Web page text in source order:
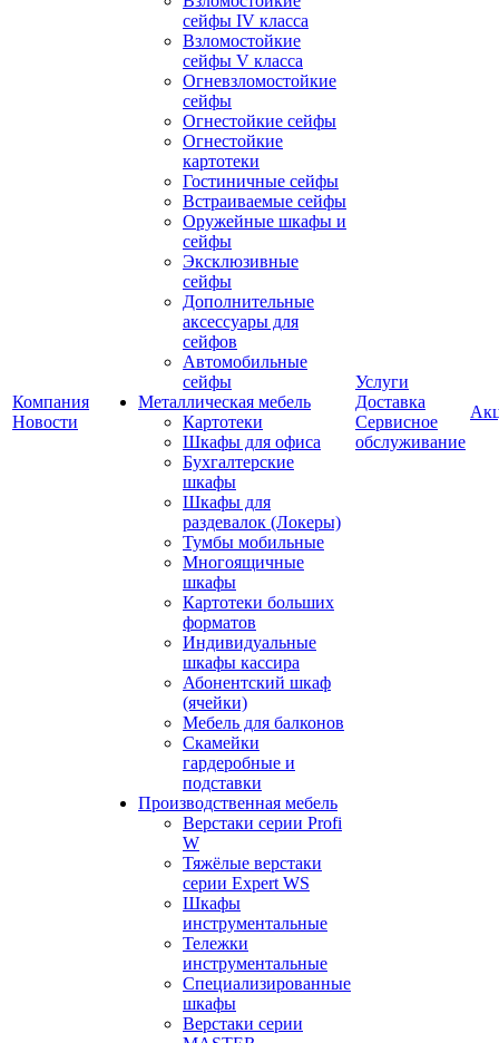
Компания
Новости
сейфы IV класса
Взломостойкие
сейфы V класса
Огневзломостойкие
сейфы
Огнестойкие сейфы
Огнестойкие
картотеки
Гостиничные сейфы
Встраиваемые сейфы
Оружейные шкафы и
сейфы
Эксклюзивные
сейфы
Дополнительные
аксессуары для
сейфов
Автомобильные
сейфы
Металлическая мебель
Картотеки
Шкафы для офиса
Бухгалтерские
шкафы
Шкафы для
раздевалок (Локеры)
Тумбы мобильные
Многоящичные
шкафы
Картотеки больших
форматов
Индивидуальные
шкафы кассира
Абонентский шкаф
(ячейки)
Мебель для балконов
Скамейки
гардеробные и
подставки
Производственная мебель
Верстаки серии Profi
W
Тяжёлые верстаки
серии Expert WS
Шкафы
инструментальные
Тележки
инструментальные
Cпециализированные
шкафы
Верстаки серии
Услуги
Доставка
Сервисное
обслуживание